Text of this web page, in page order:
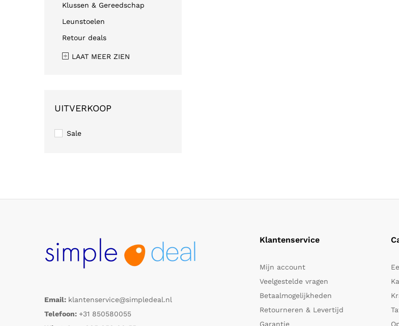
Klussen & Gereedschap
Leunstoelen
Retour deals
LAAT MEER ZIEN
UITVERKOOP
Sale
Email: klantenservice@simpledeal.nl
Telefoon: +31 850580055
Klantenservice
Mijn account
Veelgestelde vragen
Betaalmogelijkheden
Retourneren & Levertijd
Garantie